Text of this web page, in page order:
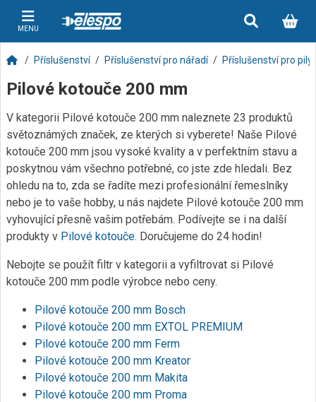
MENU
Příslušenství Příslušenství pro nářadí Příslušenství pro pily
Pilové kotouče 200 mm
V kategorii Pilové kotouče 200 mm naleznete 23 produktů
světoznámých značek, ze kterých si vyberete! Naše Pilové
kotouče 200 mm jsou vysoké kvality a v perfektním stavu a
poskytnou vám všechno potřebné, co jste zde hledali. Bez
ohledu na to, zda se řadíte mezi profesionální řemeslníky
nebo je to vaše hobby, u nás najdete Pilové kotouče 200 mm
vyhovující přesně vašim potřebám. Podívejte se i na další
produkty v Pilové kotouče. Doručujeme do 24 hodin!
Nebojte se použít filtr v kategorii a vyfiltrovat si Pilové
kotouče 200 mm podle výrobce nebo ceny.
Pilové kotouče 200 mm Bosch
Pilové kotouče 200 mm EXTOL PREMIUM
Pilové kotouče 200 mm Ferm
Pilové kotouče 200 mm Kreator
Pilové kotouče 200 mm Makita
Pilové kotouče 200 mm Proma